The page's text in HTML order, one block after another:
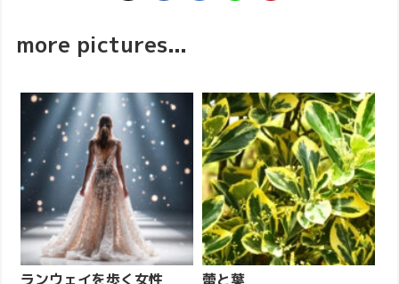
more pictures...
ランウェイを歩く女性
蕾と葉